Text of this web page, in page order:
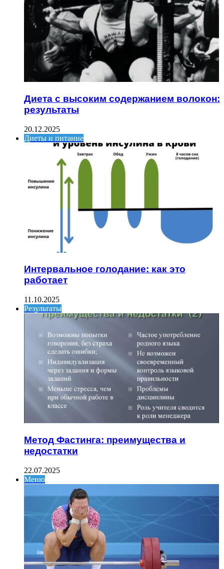
Диета с высоким содержанием волокон:
результаты
20.12.2025
Диеты и питание
Интервальное голодание: как это
работает
11.10.2025
Результаты
Метод Фастинга: преимущества и
недостатки
22.07.2025
Меню